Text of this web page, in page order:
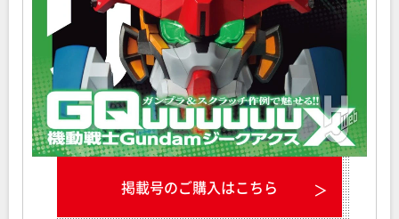
掲載号のご購入はこちら